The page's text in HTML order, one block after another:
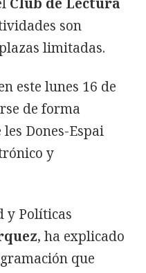
son
limitadas.
este lunes 16 de
de forma
Dones-Espai
y
y Políticas
, ha explicado
que